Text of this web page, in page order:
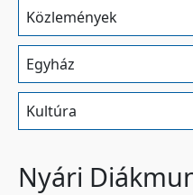
Közlemények
Egyház
Kultúra
Nyári